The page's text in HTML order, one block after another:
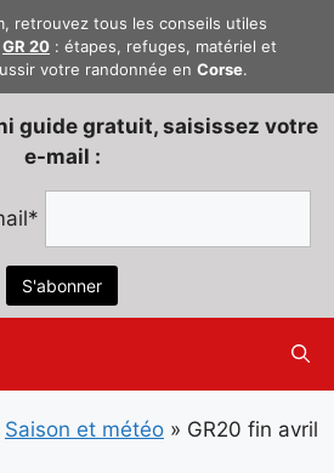
retrouvez tous les conseils utiles
GR 20 : étapes, refuges, matériel et
votre randonnée en Corse.
guide gratuit, saisissez votre
e-mail :
Saison et météo » GR20 fin avril